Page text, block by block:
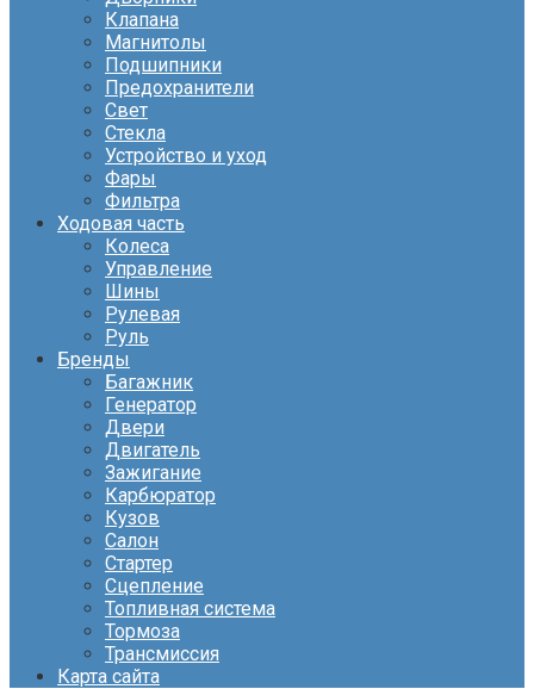
Клапана
Магнитолы
Подшипники
Предохранители
Свет
Стекла
Устройство и уход
Фары
Фильтра
Ходовая часть
Колеса
Управление
Шины
Рулевая
Руль
Бренды
Багажник
Генератор
Двери
Двигатель
Зажигание
Карбюратор
Кузов
Салон
Стартер
Сцепление
Топливная система
Тормоза
Трансмиссия
Карта сайта